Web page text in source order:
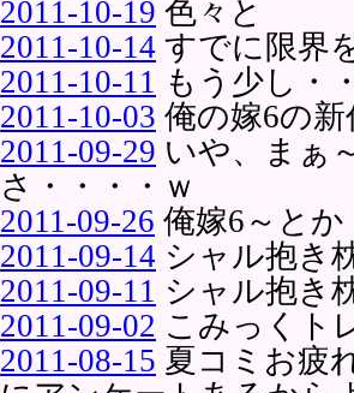
2011-10-19 色々と
2011-10-14 すでに限界
2011-10-11 もう少し・
2011-10-03 俺の嫁6の新
2011-09-29 いや、まぁ
さ・・・・ｗ
2011-09-26 俺嫁6～とか
2011-09-14 シャル抱き
2011-09-11 シャル抱き
2011-09-02 こみっくト
2011-08-15 夏コミお疲